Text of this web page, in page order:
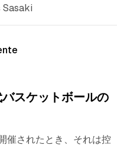
Sasaki
スケットボールの
催されたとき、それは控